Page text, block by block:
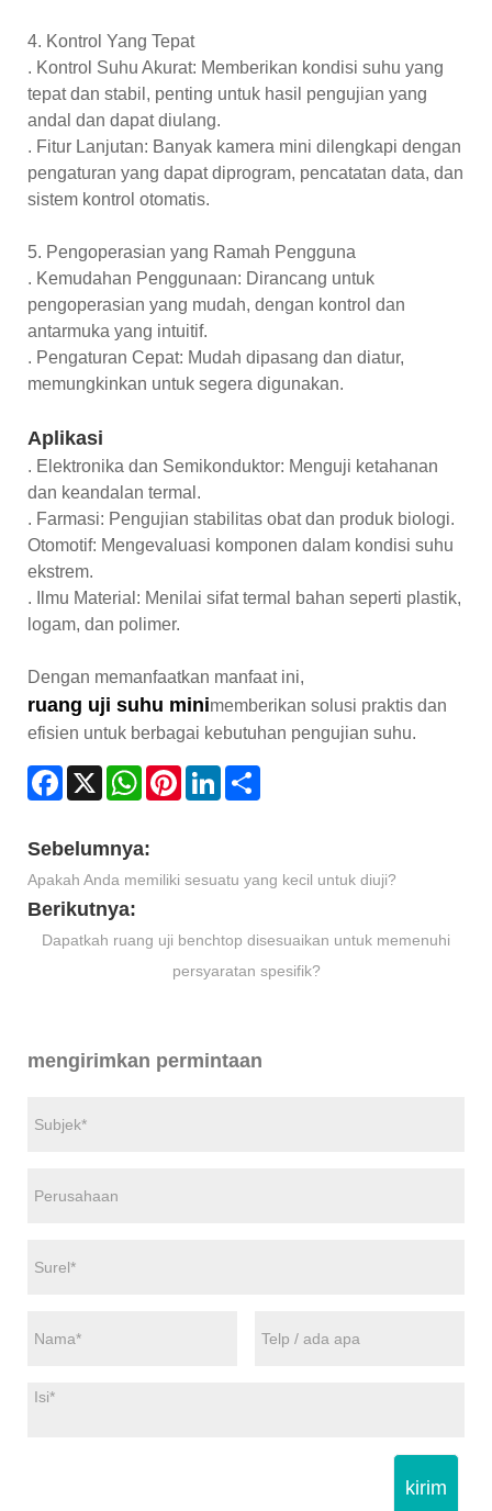
4. Kontrol Yang Tepat
. Kontrol Suhu Akurat: Memberikan kondisi suhu yang
tepat dan stabil, penting untuk hasil pengujian yang
andal dan dapat diulang.
. Fitur Lanjutan: Banyak kamera mini dilengkapi dengan
pengaturan yang dapat diprogram, pencatatan data, dan
sistem kontrol otomatis.
5. Pengoperasian yang Ramah Pengguna
. Kemudahan Penggunaan: Dirancang untuk
pengoperasian yang mudah, dengan kontrol dan
antarmuka yang intuitif.
. Pengaturan Cepat: Mudah dipasang dan diatur,
memungkinkan untuk segera digunakan.
Aplikasi
. Elektronika dan Semikonduktor: Menguji ketahanan
dan keandalan termal.
. Farmasi: Pengujian stabilitas obat dan produk biologi.
Otomotif: Mengevaluasi komponen dalam kondisi suhu
ekstrem.
. Ilmu Material: Menilai sifat termal bahan seperti plastik,
logam, dan polimer.
Dengan memanfaatkan manfaat ini,
ruang uji suhu minimemberikan solusi praktis dan
efisien untuk berbagai kebutuhan pengujian suhu.
Facebook
X WhatsAppPinterestLinkedIn
Sebelumnya:
Apakah Anda memiliki sesuatu yang kecil untuk diuji?
Berikutnya:
Dapatkah ruang uji benchtop disesuaikan untuk memenuhi
persyaratan spesifik?
mengirimkan permintaan
kirim